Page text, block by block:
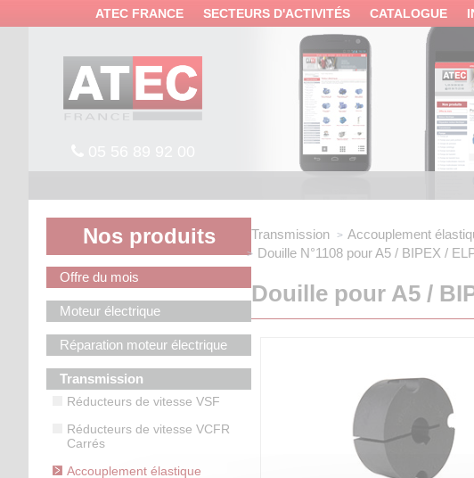
ATEC FRANCE SECTEURS D'ACTIVITÉS CATALOGUE
Nos produits
Offre du mois
Moteur électrique
Réparation moteur électrique
Transmission
Réducteurs de vitesse VSF
Réducteurs de vitesse VCFR
Carrés
Accouplement élastique
Transmission Accouplement
Douille N°1108 pour A5 / BIPEX /
Douille pour A5 /
Panneau de gestion des cookies